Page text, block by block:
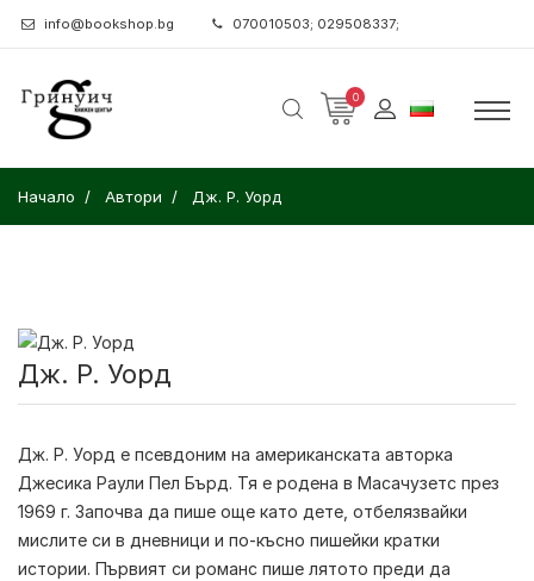
info@bookshop.bg 070010503; 029508337;
0
Начало Автори Дж. Р. Уорд
Дж. Р. Уорд
Дж. Р. Уорд е псевдоним на американската авторка
Джесика Раули Пел Бърд. Тя е родена в Масачузетс през
1969 г. Започва да пише още като дете, отбелязвайки
мислите си в дневници и по-късно пишейки кратки
истории. Първият си романс пише лятото преди да